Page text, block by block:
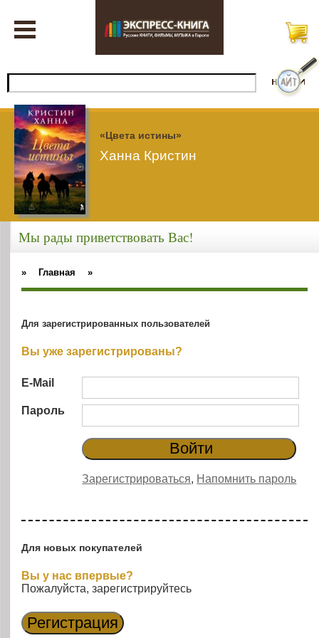
«Цвета истины»
Ханна Кристин
Мы рады приветствовать Вас!
» Главная »
Для зарегистрированных пользователей
Вы уже зарегистрированы?
E-Mail
Пароль
Зарегистрироваться, Напомнить пароль
Для новых покупателей
Вы у нас впервые?
Пожалуйста, зарегистрируйтесь